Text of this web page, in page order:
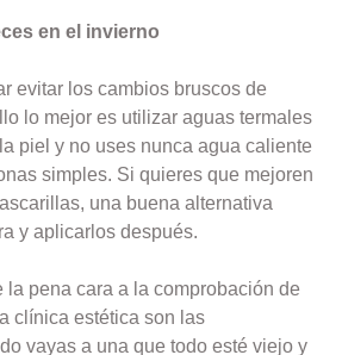
en el invierno
evitar los cambios bruscos de
lo mejor es utilizar aguas termales
piel y no uses nunca agua caliente
simples. Si quieres que mejoren
una buena alternativa
y aplicarlos después.
la pena cara a la comprobación de
clínica estética son las
vayas a una que todo esté viejo y